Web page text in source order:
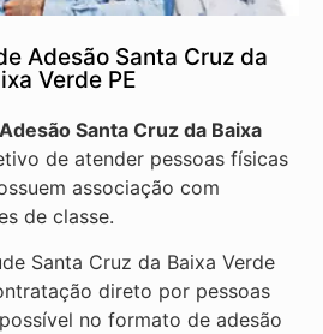
Adesão Santa Cruz da
Verde PE
Santa Cruz da Baixa
de atender pessoas físicas
associação com
de classe.
Santa Cruz da Baixa Verde
direto por pessoas
no formato de adesão